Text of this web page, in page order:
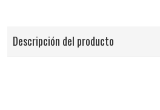
Descripción del producto